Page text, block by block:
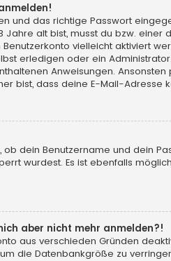
und das richtige Passwort
alt bist, musst du bzw.
vielleicht aktiviert
erledigen oder ein
Anweisungen.
bist, dass deine E-Mail-
dein Benutzername und dein
wurdest. Es ist ebenfalls
aber nicht mehr anmelden?!
aus verschieden Gründen
die Datenbankgröße zu